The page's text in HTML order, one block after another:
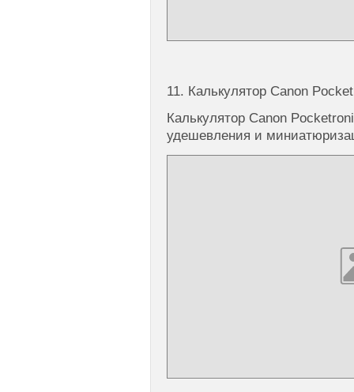
11. Калькулятор Canon
Калькулятор Canon
удешевления и